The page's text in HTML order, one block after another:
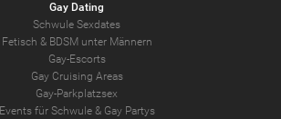
Gay Dating
Schwule Sexdates
Fetisch & BDSM unter Männern
Gay-Escorts
Gay Cruising Areas
Gay-Parkplatzsex
Events für Schwule & Gay Partys